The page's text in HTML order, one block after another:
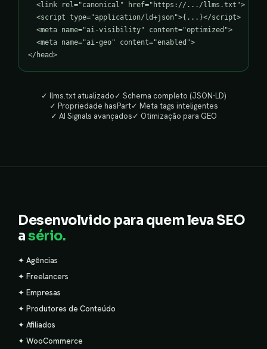
  <link rel="canonical" href="https://.../llms.txt">
  <script type="application/ld+json">{...}</script>
  <meta name="ai-visibility" content="optimized">
  <meta name="ai-geo" content="enabled">
</head>
✓ llms.txt atualizado✓ Schema completo (JSON-LD)
✓ Propriedade hasPart✓ Meta tags inteligentes
✓ AI Signals avançados✓ Otimização para GEO
Desenvolvido para quem leva SEO
asério.
✦ Agências
✦ Freelancers
✦ Empresas
✦ Produtores de Conteúdo
✦ Afiliados
✦ WooCommerce